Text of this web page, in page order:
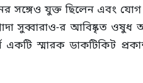
সঙ্গেও যুক্ত ছিলেন এবং
সুব্বারাও-র আবিষ্কৃত
একটি স্মারক ডাকটিকিট